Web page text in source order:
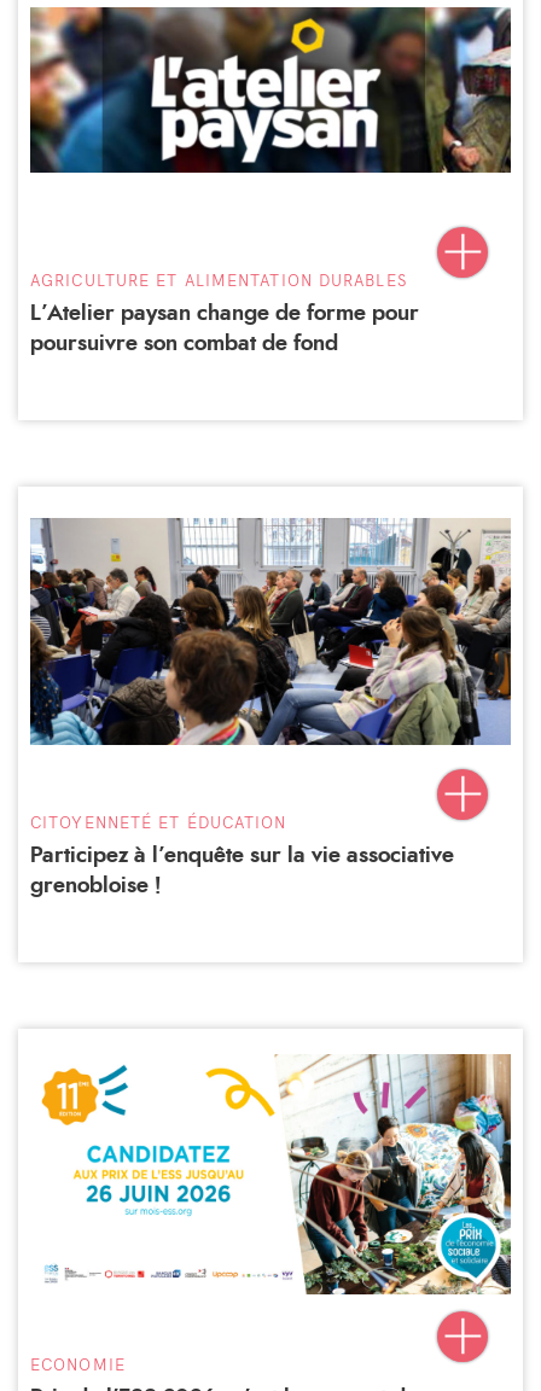
AGRICULTURE ET ALIMENTATION DURABLES
L’Atelier paysan change de forme pour
poursuivre son combat de fond
CITOYENNETÉ ET ÉDUCATION
Participez à l’enquête sur la vie associative
grenobloise !
ECONOMIE